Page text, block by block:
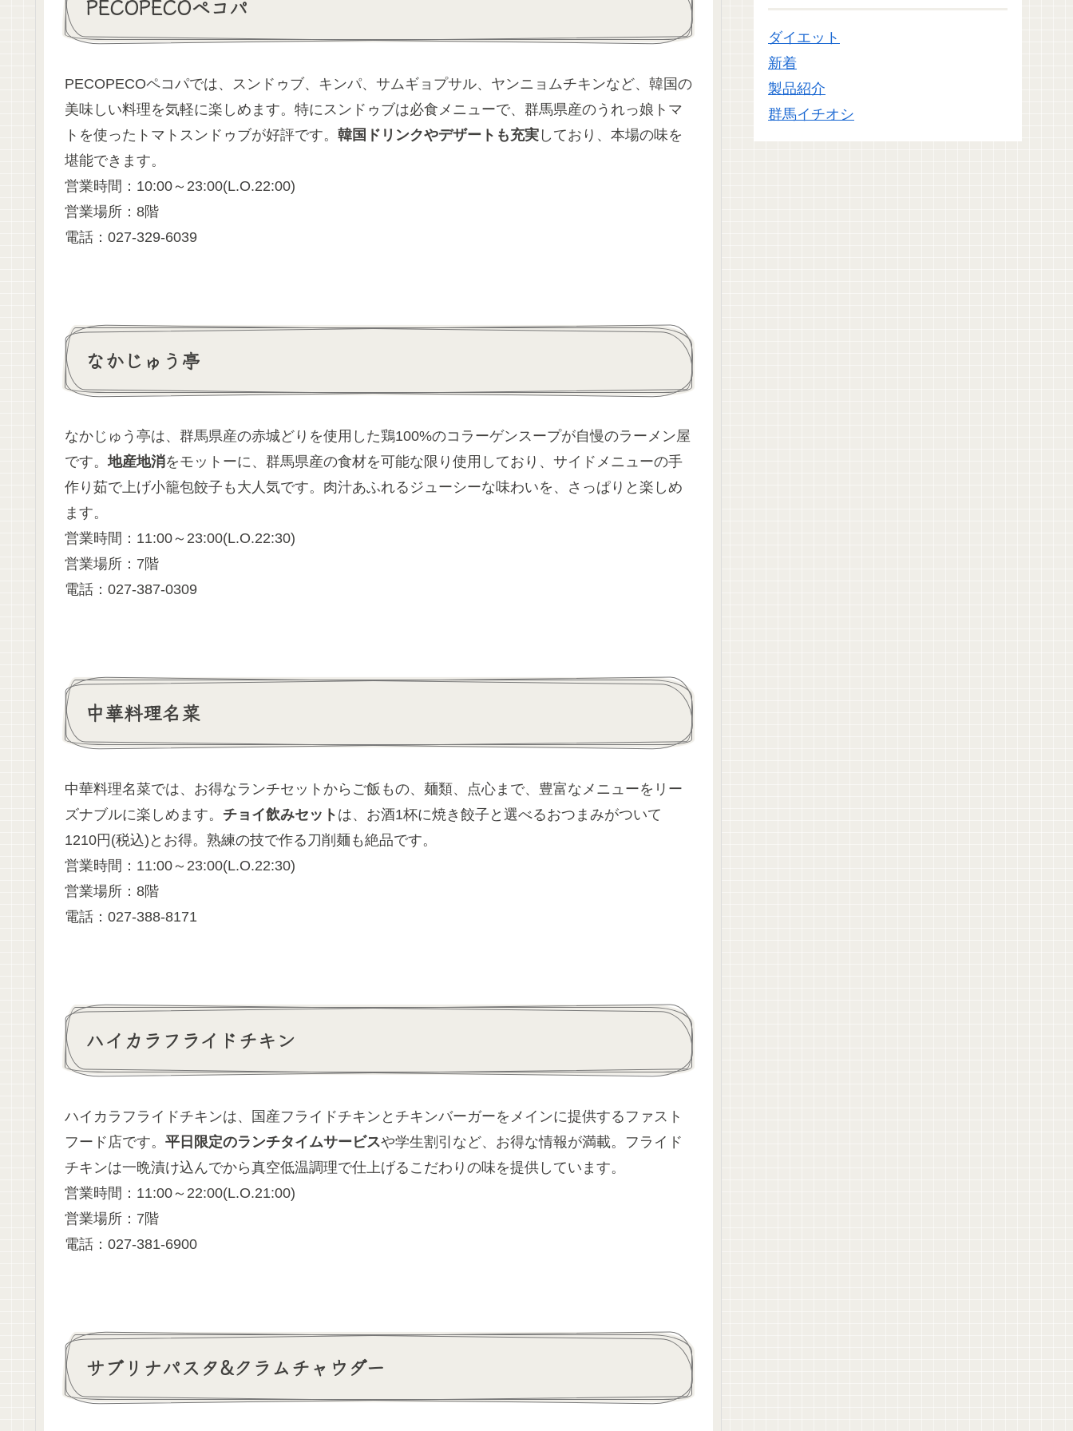
PECOPECOペコパ
PECOPECOペコパでは、スンドゥブ、キンパ、サムギョプサル、ヤンニョムチキンなど、韓国の
美味しい料理を気軽に楽しめます。特にスンドゥブは必食メニューで、群馬県産のうれっ娘トマ
トを使ったトマトスンドゥブが好評です。 韓国ドリンクやデザートも充実 しており、本場の味を
堪能できます。
営業時間：10:00～23:00(L.O.22:00)
営業場所：8階
電話：027-329-6039
なかじゅう亭
なかじゅう亭は、群馬県産の赤城どりを使用した鶏100%のコラーゲンスープが自慢のラーメン屋
です。地産地消をモットーに、群馬県産の食材を可能な限り使用しており、サイドメニューの手
作り茹で上げ小籠包餃子も大人気です。肉汁あふれるジューシーな味わいを、さっぱりと楽しめ
ます。
営業時間：11:00～23:00(L.O.22:30)
営業場所：7階
電話：027-387-0309
中華料理名菜
中華料理名菜では、お得なランチセットからご飯もの、麺類、点心まで、豊富なメニューをリー
ズナブルに楽しめます。 チョイ飲みセット は、お酒1杯に焼き餃子と選べるおつまみがついて
1210円(税込)とお得。熟練の技で作る刀削麺も絶品です。
営業時間：11:00～23:00(L.O.22:30)
営業場所：8階
電話：027-388-8171
ハイカラフライドチキン
ハイカラフライドチキンは、国産フライドチキンとチキンバーガーをメインに提供するファスト
フード店です。 平日限定のランチタイムサービスや学生割引など、お得な情報が満載。フライド
チキンは一晩漬け込んでから真空低温調理で仕上げるこだわりの味を提供しています。
営業時間：11:00～22:00(L.O.21:00)
営業場所：7階
電話：027-381-6900
サブリナパスタ&クラムチャウダー
ダイエット
新着
製品紹介
群馬イチオシ